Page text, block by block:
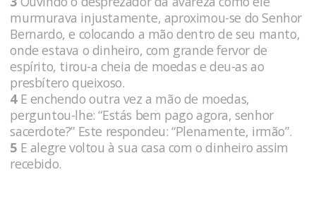
murmurava injustamente, aproximou-se do Senhor
Bernardo, e colocando a mão dentro de seu manto,
onde estava o dinheiro, com grande fervor de
espírito, tirou-a cheia de moedas e deu-as ao
presbítero queixoso.
4E enchendo outra vez a mão de moedas,
perguntou-lhe: “Estás bem pago agora, senhor
sacerdote?” Este respondeu: “Plenamente, irmão”.
5 E alegre voltou à sua casa com o dinheiro assim
recebido.